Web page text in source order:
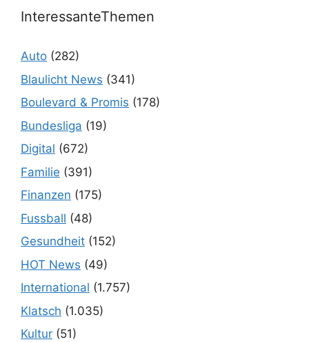
InteressanteThemen
Auto (282)
Blaulicht News (341)
Boulevard & Promis (178)
Bundesliga (19)
Digital (672)
Familie (391)
Finanzen (175)
Fussball (48)
Gesundheit (152)
HOT News (49)
International (1.757)
Klatsch (1.035)
Kultur (51)